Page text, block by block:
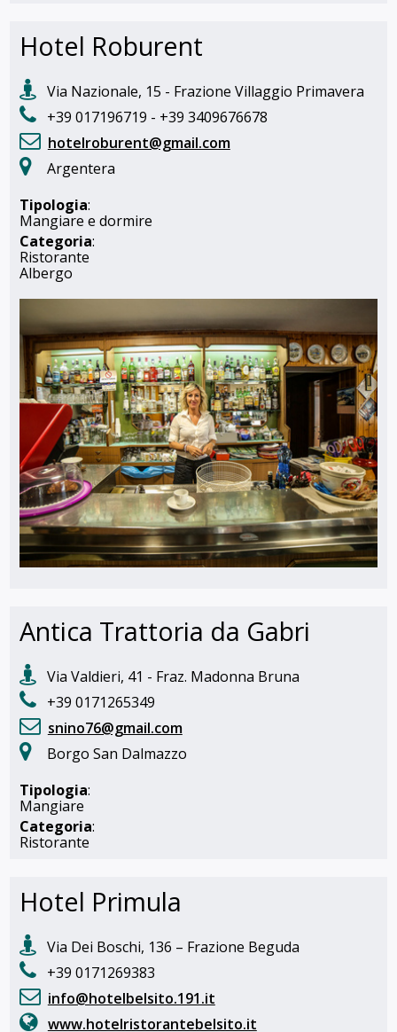
Hotel Roburent
Via Nazionale, 15 - Frazione Villaggio Primavera
+39 017196719 - +39 3409676678
hotelroburent@gmail.com
Argentera
Tipologia:
Mangiare e dormire
Categoria:
Ristorante
Albergo
Antica Trattoria da Gabri
Via Valdieri, 41 - Fraz. Madonna Bruna
+39 0171265349
snino76@gmail.com
Borgo San Dalmazzo
Tipologia:
Mangiare
Categoria:
Ristorante
Hotel Primula
Via Dei Boschi, 136 – Frazione Beguda
+39 0171269383
info@hotelbelsito.191.it
www.hotelristorantebelsito.it